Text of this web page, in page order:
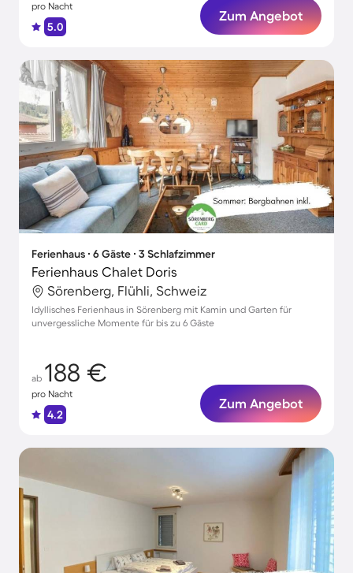
pro Nacht
5.0
Zum Angebot
Ferienhaus ∙ 6 Gäste ∙ 3 Schlafzimmer
Ferienhaus Chalet Doris
Sörenberg, Flühli, Schweiz
Idyllisches Ferienhaus in Sörenberg mit Kamin und Garten für
unvergessliche Momente für bis zu 6 Gäste
ab 188 €
pro Nacht
4.2
Zum Angebot